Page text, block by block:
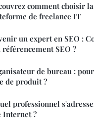
comment choisir
de freelance IT
un expert en SEO :
référencement SEO ?
de bureau :
de produit ?
professionnel
Internet ?